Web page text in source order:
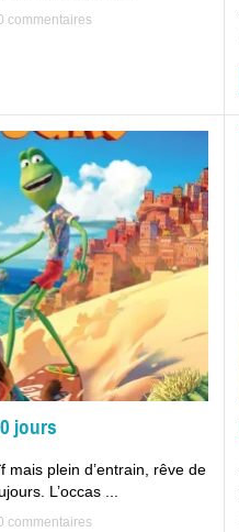
commentaires
jours
mais plein d’entrain, rêve de
L’occas ...
commentaires